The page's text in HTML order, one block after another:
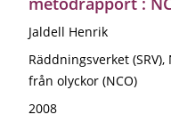
Jaldell Henrik
Räddningsverket
från olyckor (NCO)
2008